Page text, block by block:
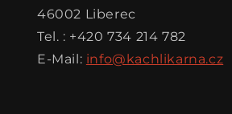
46002 Liberec
Tel. : +420 734 214 782
E-Mail: info@kachlikarna.cz